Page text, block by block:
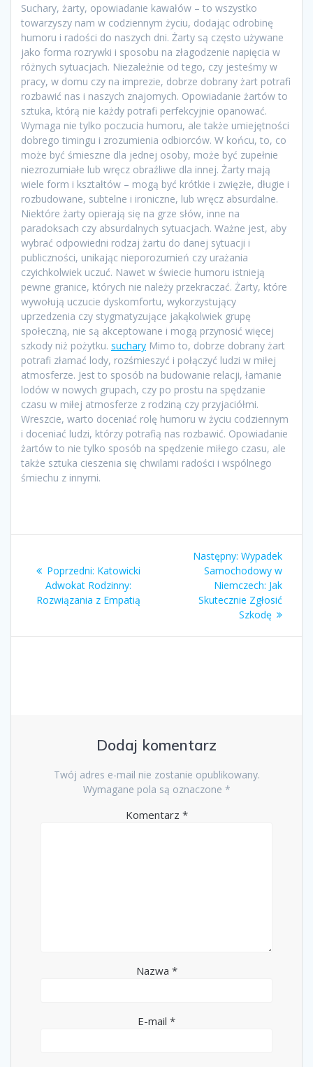
Suchary, żarty, opowiadanie kawałów – to wszystko
towarzyszy nam w codziennym życiu, dodając odrobinę
humoru i radości do naszych dni. Żarty są często używane
jako forma rozrywki i sposobu na złagodzenie napięcia w
różnych sytuacjach. Niezależnie od tego, czy jesteśmy w
pracy, w domu czy na imprezie, dobrze dobrany żart potrafi
rozbawić nas i naszych znajomych. Opowiadanie żartów to
sztuka, którą nie każdy potrafi perfekcyjnie opanować.
Wymaga nie tylko poczucia humoru, ale także umiejętności
dobrego timingu i zrozumienia odbiorców. W końcu, to, co
może być śmieszne dla jednej osoby, może być zupełnie
niezrozumiałe lub wręcz obraźliwe dla innej. Żarty mają
wiele form i kształtów – mogą być krótkie i zwięzłe, długie i
rozbudowane, subtelne i ironiczne, lub wręcz absurdalne.
Niektóre żarty opierają się na grze słów, inne na
paradoksach czy absurdalnych sytuacjach. Ważne jest, aby
wybrać odpowiedni rodzaj żartu do danej sytuacji i
publiczności, unikając nieporozumień czy urażania
czyichkolwiek uczuć. Nawet w świecie humoru istnieją
pewne granice, których nie należy przekraczać. Żarty, które
wywołują uczucie dyskomfortu, wykorzystujący
uprzedzenia czy stygmatyzujące jakąkolwiek grupę
społeczną, nie są akceptowane i mogą przynosić więcej
szkody niż pożytku. suchary Mimo to, dobrze dobrany żart
potrafi złamać lody, rozśmieszyć i połączyć ludzi w miłej
atmosferze. Jest to sposób na budowanie relacji, łamanie
lodów w nowych grupach, czy po prostu na spędzanie
czasu w miłej atmosferze z rodziną czy przyjaciółmi.
Wreszcie, warto doceniać rolę humoru w życiu codziennym
i doceniać ludzi, którzy potrafią nas rozbawić. Opowiadanie
żartów to nie tylko sposób na spędzenie miłego czasu, ale
także sztuka cieszenia się chwilami radości i wspólnego
śmiechu z innymi.
wpisu
Poprzedni: Poprzedni
wpis:
Katowicki
Adwokat Rodzinny:
Rozwiązania z Empatią
Następny: Następny
wpis:
Wypadek
Samochodowy w
Niemczech: Jak
Skutecznie Zgłosić
Szkodę
Dodaj komentarz
Twój adres e-mail nie zostanie opublikowany.
Wymagane pola są oznaczone *
Komentarz *
Nazwa *
E-mail *